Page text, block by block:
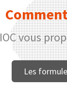
IOC vous
Les